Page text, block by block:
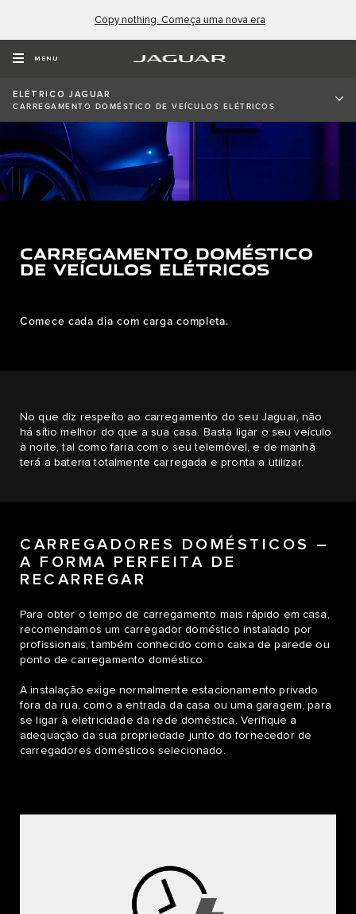
Copy nothing. Começa uma nova era
MENU
ELÉTRICO JAGUAR
CARREGAMENTO DOMÉSTICO DE VEÍCULOS ELÉTRICOS
CARREGAMENTO DOMÉSTICO
DE VEÍCULOS ELÉTRICOS
Comece cada dia com carga completa.
No que diz respeito ao carregamento do seu Jaguar, não
há sítio melhor do que a sua casa. Basta ligar o seu veículo
à noite, tal como faria com o seu telemóvel, e de manhã
terá a bateria totalmente carregada e pronta a utilizar.
CARREGADORES DOMÉSTICOS –
A FORMA PERFEITA DE
RECARREGAR
Para obter o tempo de carregamento mais rápido em casa,
recomendamos um carregador doméstico instalado por
profissionais, também conhecido como caixa de parede ou
ponto de carregamento doméstico.
A instalação exige normalmente estacionamento privado
fora da rua, como a entrada da casa ou uma garagem, para
se ligar à eletricidade da rede doméstica. Verifique a
adequação da sua propriedade junto do fornecedor de
carregadores domésticos selecionado.